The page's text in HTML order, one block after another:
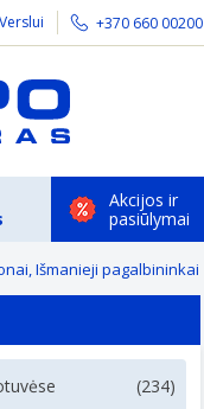
Verslui +370 660 00200
Akcijos ir
pasiūlymai
Išmanieji pagalbininkai
(234)